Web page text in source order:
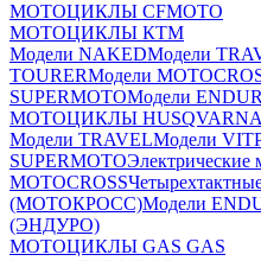
МОТОЦИКЛЫ CFMOTO
МОТОЦИКЛЫ КТМ
Модели NAKEDМодели
TOURERМодели
SUPERMOTOМодели
МОТОЦИКЛЫ HUSQVARNA
Модели TRAVELМодели
SUPERMOTOЭлектрические
MOTOCROSS
(МОТОКРОСС)Модели
(ЭНДУРО)
МОТОЦИКЛЫ GAS GAS